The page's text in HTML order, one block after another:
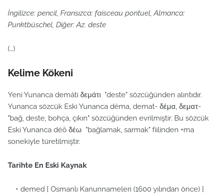
İngilizce: pencil, Fransızca: faisceau pontuel, Almanca:
Punktbüschel, Diğer: Az. deste
(…)
Kelime Kökeni
Yeni Yunanca demáti δεμάτι "deste" sözcüğünden alıntıdır.
Yunanca sözcük Eski Yunanca déma, demat- δέμα, δεματ-
"bağ, deste, bohça, çıkın" sözcüğünden evrilmiştir. Bu sözcük
Eski Yunanca déō δέω "bağlamak, sarmak" fiilinden +ma
sonekiyle türetilmiştir.
Tarihte En Eski Kaynak
demed [ Osmanlı Kanunnameleri (1600 yılından önce) ]